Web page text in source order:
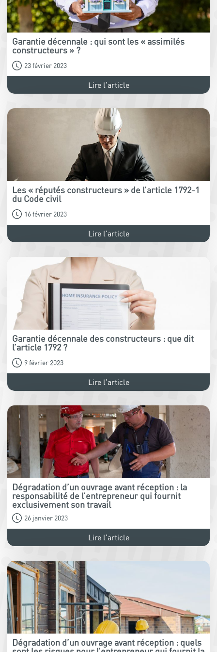
Garantie décennale : qui sont les « assimilés
constructeurs » ?
23 février 2023
Lire l'article
Les « réputés constructeurs » de l’article 1792-1
du Code civil
16 février 2023
Lire l'article
Garantie décennale des constructeurs : que dit
l’article 1792 ?
9 février 2023
Lire l'article
Dégradation d’un ouvrage avant réception : la
responsabilité de l’entrepreneur qui fournit
exclusivement son travail
26 janvier 2023
Lire l'article
Dégradation d’un ouvrage avant réception : quels